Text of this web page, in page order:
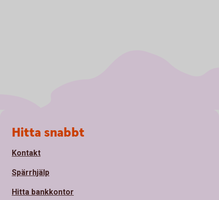
Sidfot
Hitta snabbt
Kontakt
Spärrhjälp
Hitta bankkontor